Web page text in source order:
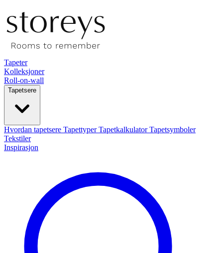
Tapeter
Kolleksjoner
Roll-on-wall
Tapetsere
Hvordan tapetsere TapettyperTapetkalkulatorTapetsymboler
Tekstiler
Inspirasjon